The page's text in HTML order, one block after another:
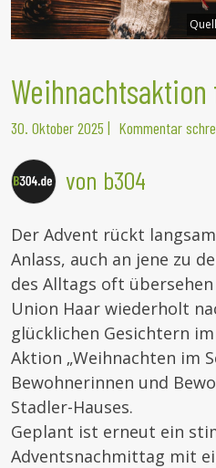
30. Oktober 2025| Kommentar
von b304
Der Advent rückt
Anlass, auch an jene zu
des Alltags oft
Union Haar wiederholt
glücklichen Gesichtern
Aktion „Weihnachten im
Bewohnerinnen und
Stadler-Hauses.
Geplant ist erneut ein
Adventsnachmittag mit